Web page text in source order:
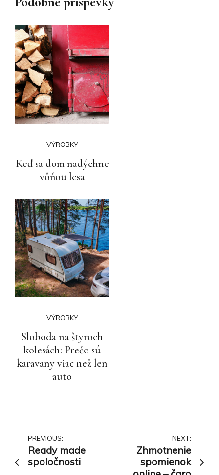
VÝROBKY
Keď sa dom nadýchne
vôňou lesa
VÝROBKY
Sloboda na štyroch
kolesách: Prečo sú
karavany viac než len
auto
Navigace
pro
PREVIOUS:
Ready made
spoločnosti
NEXT:
Zhmotnenie
spomienok